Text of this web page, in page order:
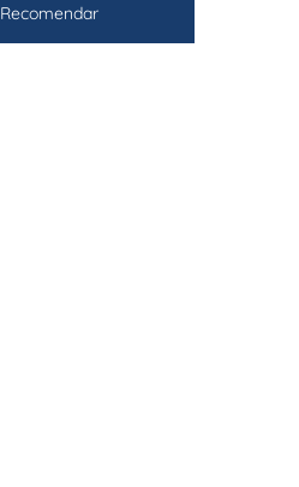
Recomendar